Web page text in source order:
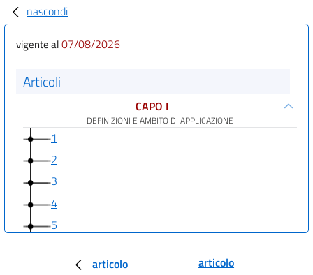
nascondi
vigente al07/08/2026
Articoli
CAPO I
DEFINIZIONI E AMBITO DI APPLICAZIONE
1
2
3
4
5
DOCUMENTAZIONE AMMINISTRATIVA SEZIONE I
DOCUMENTI AMMINISTRATIVI E ATTI PUBBLICI
articolo
articolo